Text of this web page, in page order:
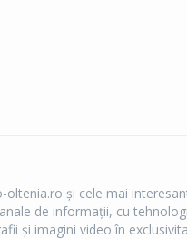
şi cele mai
de informaţii, cu
şi imagini video în